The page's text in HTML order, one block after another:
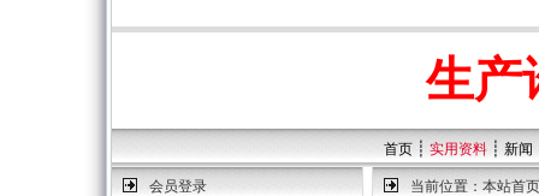
生产
首页 ┊ 实用资料 ┊ 新闻
会员登录 当前位置： 本站首页